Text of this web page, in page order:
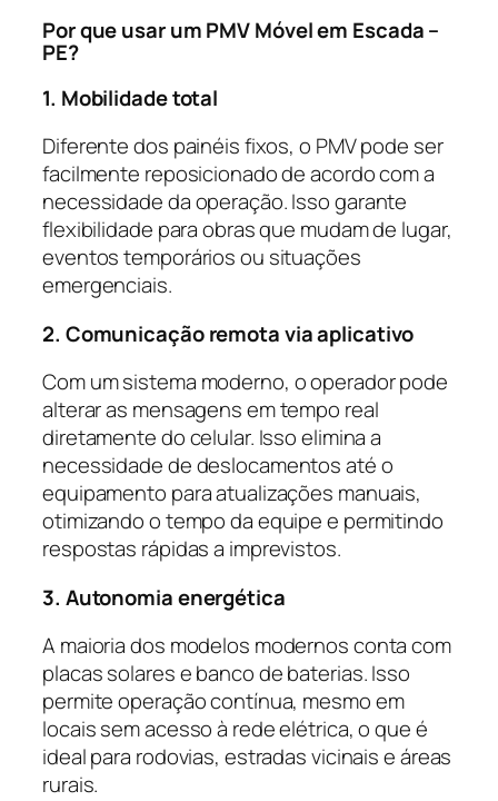
Por que usar um PMV Móvel em Escada –
PE?
1. Mobilidade total
Diferente dos painéis fixos, o PMV pode ser
facilmente reposicionado de acordo com a
necessidade da operação. Isso garante
flexibilidade para obras que mudam de lugar,
eventos temporários ou situações
emergenciais.
2. Comunicação remota via aplicativo
Com um sistema moderno, o operador pode
alterar as mensagens em tempo real
diretamente do celular. Isso elimina a
necessidade de deslocamentos até o
equipamento para atualizações manuais,
otimizando o tempo da equipe e permitindo
respostas rápidas a imprevistos.
3. Autonomia energética
A maioria dos modelos modernos conta com
placas solares e banco de baterias. Isso
permite operação contínua, mesmo em
locais sem acesso à rede elétrica, o que é
ideal para rodovias, estradas vicinais e áreas
rurais.